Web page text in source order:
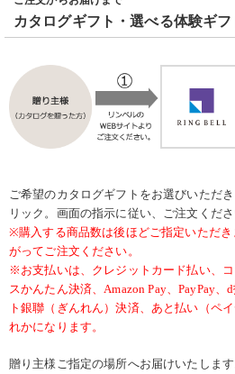
カタログギフト・選べる体験ギ
ご希望のカタログギフトをお選びいただ
リック。画面の指示に従い、ご注文くださ
※購入する商品数は後ほどご指定いただ
がってご注文ください。
※お支払いは、クレジットカード払い、
スかんたん決済、Amazon Pay、PayPay、
ト銀聯（ぎんれん）決済、あと払い（ペ
れかになります。
贈り主様ご指定の場所へお届けいたします